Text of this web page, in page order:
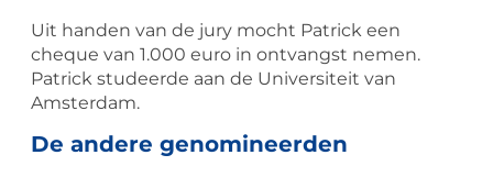
Uit handen van de jury mocht Patrick een
cheque van 1.000 euro in ontvangst nemen.
Patrick studeerde aan de Universiteit van
Amsterdam.
De andere genomineerden